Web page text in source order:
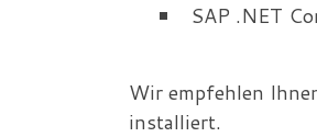
SAP .NET
Wir empfehlen
installiert.